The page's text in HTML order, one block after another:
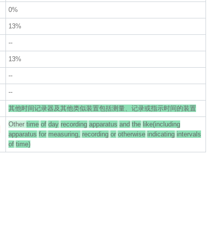
0%
13%
--
13%
--
--
其他时间记录器及其他类似装置包括测量、记录或指示时间的装置
Other time of day recording apparatus and the like(including
apparatus for measuring, recording or otherwise indicating intervals
of time)